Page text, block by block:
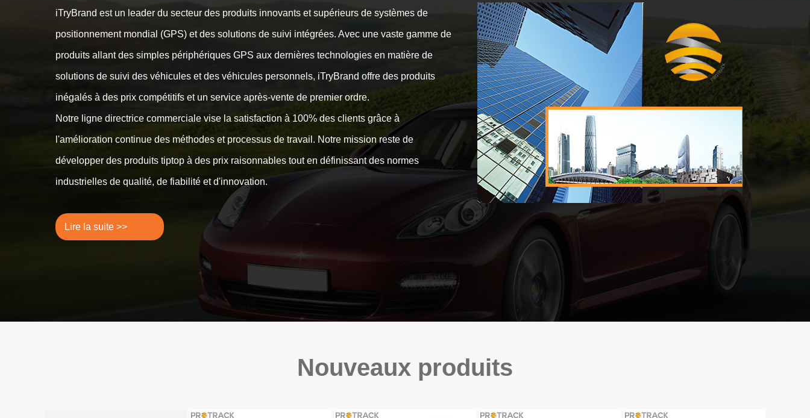
iTryBrand est un leader du secteur des produits innovants et supérieurs de systèmes de
positionnement mondial (GPS) et des solutions de suivi intégrées. Avec une vaste gamme de
produits allant des simples périphériques GPS aux dernières technologies en matière de
solutions de suivi des véhicules et des véhicules personnels, iTryBrand offre des produits
inégalés à des prix compétitifs et un service après-vente de premier ordre.
Notre ligne directrice commerciale vise la satisfaction à 100% des clients grâce à
l'amélioration continue des méthodes et processus de travail. Notre mission reste de
développer des produits tiptop à des prix raisonnables tout en définissant des normes
industrielles de qualité, de fiabilité et d'innovation.
Lire la suite >>
Nouveaux produits